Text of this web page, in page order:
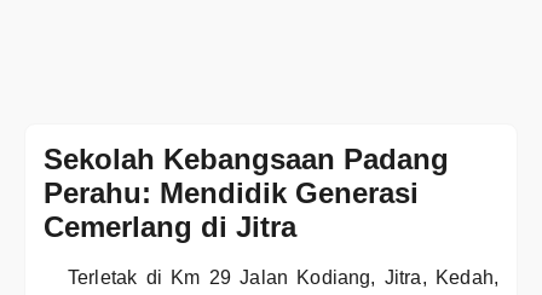
Sekolah Kebangsaan Padang
Perahu: Mendidik Generasi
Cemerlang di Jitra
Terletak di Km 29 Jalan Kodiang, Jitra, Kedah,